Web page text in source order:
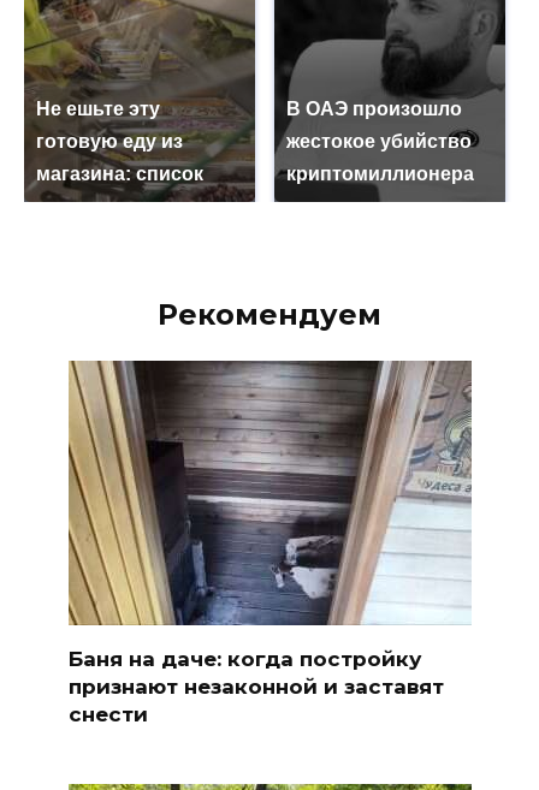
Не ешьте эту
готовую еду из
магазина: список
В ОАЭ произошло
жестокое убийство
криптомиллионера
Рекомендуем
Баня на даче: когда постройку
признают незаконной и заставят
снести